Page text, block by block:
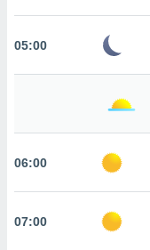
la
ya sean
en
perfil
y
05:00
06:00
07:00